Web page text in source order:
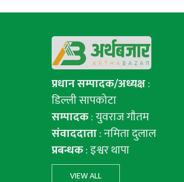
प्रधान सम्पादक/अध्यक्ष:
डिल्ली सापकोटा
सम्पादक: युवराज गाैतम
संवाददाता: नमिता दुलाल
प्रबन्धक: इश्वर थापा
VIEW ALL